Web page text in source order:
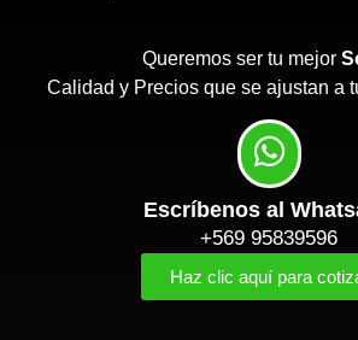
Queremos ser tu mejor
Calidad y Precios que se ajustan a
Escríbenos al
+569 95839596
Haz clic aquí para